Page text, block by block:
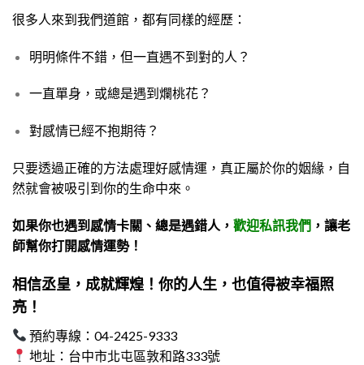
很多人來到我們道館，都有同樣的經歷：
明明條件不錯，但一直遇不到對的人？
一直單身，或總是遇到爛桃花？
對感情已經不抱期待？
只要透過正確的方法處理好感情運， 真正屬於你的姻緣，自
然就會被吸引到你的生命中來。
如果你也遇到感情卡關、總是遇錯人， 歡迎私訊我們 ，讓老
師幫你打開感情運勢！
相信丞皇，成就輝煌！ 你的人生，也值得被幸福照
亮！
預約專線：04-2425-9333
地址：台中市北屯區敦和路333號